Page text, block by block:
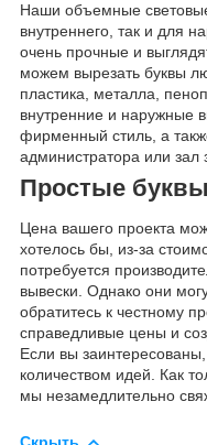
Наши объемные
внутреннего, так и для
очень прочные и
можем вырезать буквы
пластика, металла,
внутренние и наружные
фирменный стиль, а
администратора или зал
Простые
Цена вашего проекта
хотелось бы, из-за
потребуется
вывески. Однако они
обратитесь к честному
справедливые цены и
Если вы
количеством идей. Как
мы незамедлительно